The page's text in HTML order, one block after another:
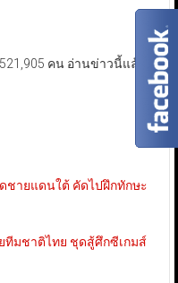
คน อ่านข่าวนี้แล้ว)
ชายแดนใต้ คัดไปฝึกทักษะ
ทีมชาติไทย ชุดสู้ศึกซีเกมส์